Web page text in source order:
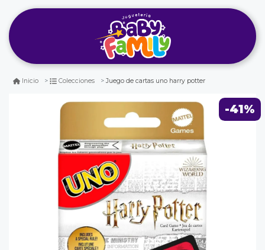
Inicio Colecciones Juego de cartas uno harry potter
-41%